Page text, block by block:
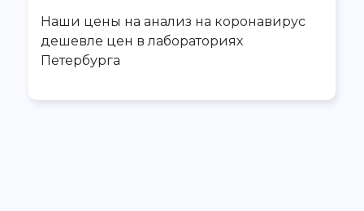
Наши цены на анализ на коронавирус
дешевле цен в лабораториях
Петербурга